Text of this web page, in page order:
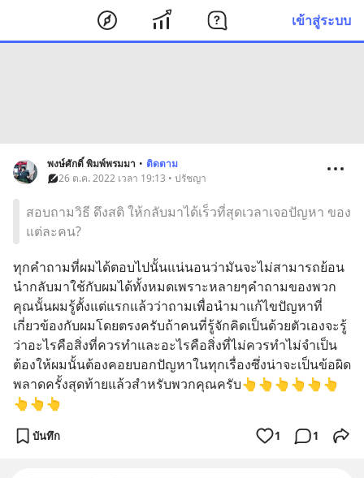
เข้าสู่ระบบ
พงษ์ศักดิ์ พิมพ์พรมมา • ติดตาม
26 ต.ค. 2022 เวลา 19:13 • ปรัชญา
สอบถามวิธี ดึงสติ ให้กลับมาได้เร็วที่สุดเวลาเจอปัญหา ของ
แต่ละคน?
ทุกคำถามที่ผมได้ตอบไปนั้นแน่นอนว่ามันจะไม่สามารถย้อน
นำกลับมาใช้กับผมได้ทั้งหมดเพราะหลายๆคำถามของพวก
คุณนั้นผมรู้ตั้งแต่แรกแล้วว่าถามเพื่อนำมาแก้ไขปัญหาที่
เกี่ยวข้องกับผมโดยตรงครับถ้าคนที่รู้จักคิดเป็นด้วยตัวเองจะรู้
ว่าอะไรคือสิ่งที่ควรทำและอะไรคือสิ่งที่ไม่ควรทำไม่จำเป็น
ต้องให้ผมนั้นต้องคอยบอกปัญหาในทุกเรื่องซึ่งน่าจะเป็นข้อผิด
พลาดครั้งสุดท้ายแล้วสำหรับพวกคุณครับ👆👆👆👆👆👆
👆👆👆
บันทึก 1 1